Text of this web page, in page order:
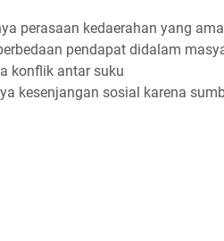
perasaan kedaerahan yang
pendapat didalam
konflik antar suku
kesenjangan sosial karena